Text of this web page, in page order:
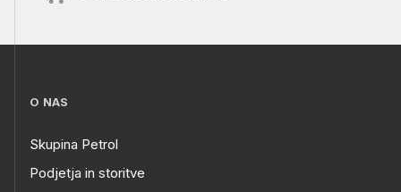
O NAS
Skupina Petrol
Podjetja in storitve